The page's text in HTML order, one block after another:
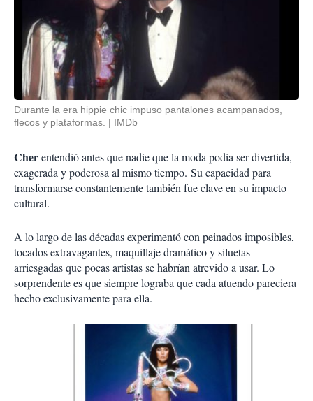
Durante la era hippie chic impuso pantalones acampanados,
flecos y plataformas.
IMDb
Cherentendió antes que nadie que la moda podía ser divertida,
exagerada y poderosa al mismo tiempo. Su capacidad para
transformarse constantemente también fue clave en su impacto
cultural.
A lo largo de las décadas experimentó con peinados imposibles,
tocados extravagantes, maquillaje dramático y siluetas
arriesgadas que pocas artistas se habrían atrevido a usar. Lo
sorprendente es que siempre lograba que cada atuendo pareciera
hecho exclusivamente para ella.